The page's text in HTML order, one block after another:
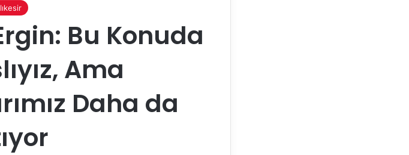
Bu Konuda
Ama
Daha da